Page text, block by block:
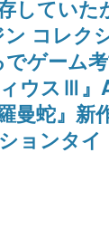
ヒットする企画（
を解いてはいけな
た短編ホラー小説
に訊く
のデジタルゲーム
追い、彼らのルーツ
してい
コレク
ゲーム考
ウスⅢ』
曼蛇』新
ョンタイ